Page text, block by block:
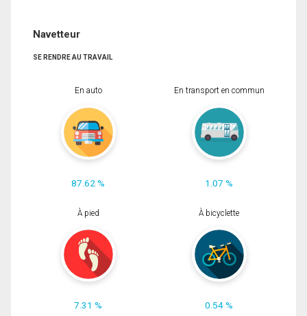
Navetteur
SE RENDRE AU TRAVAIL
En auto
87.62 %
En transport en commun
1.07 %
À pied
7.31 %
À bicyclette
0.54 %